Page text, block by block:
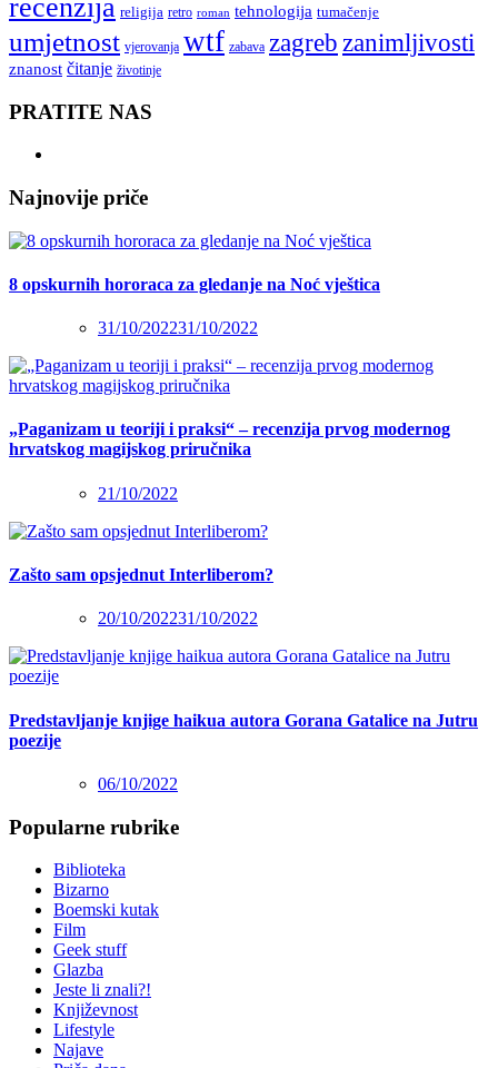
religija retro roman tehnologija tumačenje
umjetnost vjerovanja wtf zabava zagreb zanimljivosti
znanost čitanje životinje
PRATITE NAS
Najnovije priče
8 opskurnih hororaca za gledanje na Noć vještica
31/10/202231/10/2022
„Paganizam u teoriji i praksi“ – recenzija prvog modernog
hrvatskog magijskog priručnika
21/10/2022
Zašto sam opsjednut Interliberom?
20/10/202231/10/2022
Predstavljanje knjige haikua autora Gorana Gatalice na Jutru
poezije
06/10/2022
Popularne rubrike
Biblioteka
Bizarno
Boemski kutak
Film
Geek stuff
Glazba
Jeste li znali?!
Književnost
Lifestyle
Najave